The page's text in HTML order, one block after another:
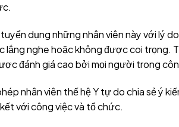
dụng những nhân viên này với lý
lắng nghe hoặc không được coi trọng.
đánh giá cao bởi mọi người trong
nhân viên thế hệ Y tự do chia sẻ ý
với công việc và tổ chức.